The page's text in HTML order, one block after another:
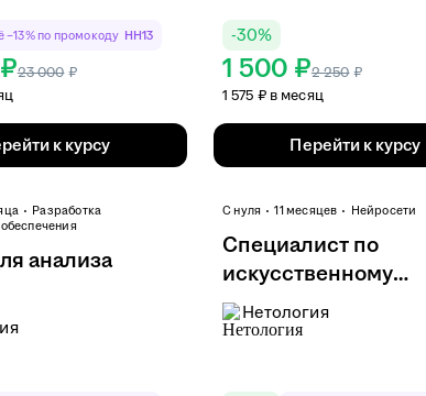
−13% по промокоду HH13
23 000 ₽
к курсу
-30%
1 500 ₽2 250 ₽
1 575 ₽ в месяц
Перейти к курсу
Разработка
анализа
С нуля 11 месяцев Нейросети
Специалист по
искусственному
интеллекту
Нетология